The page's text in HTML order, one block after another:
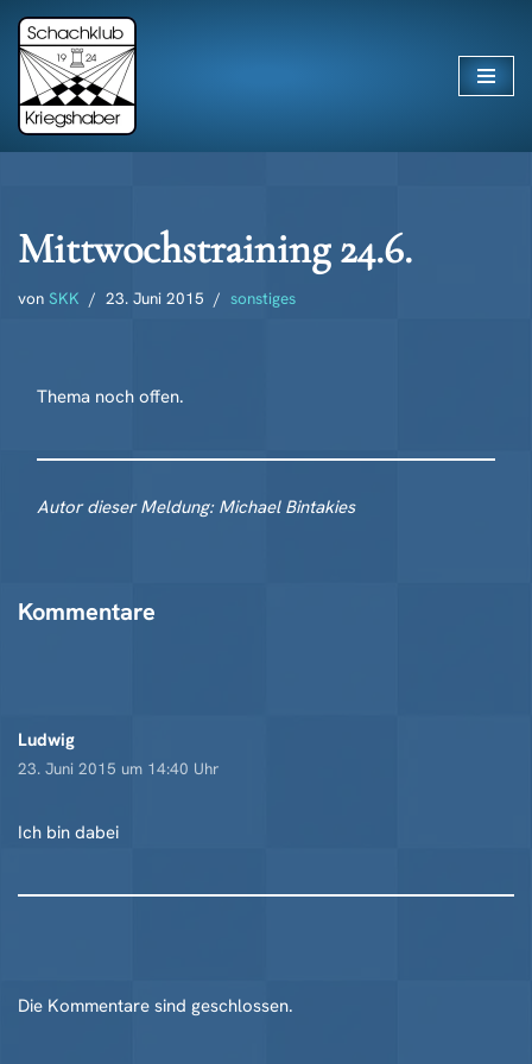
Zum
Inhalt
springen
Mittwochstraining 24.6.
von SKK 23. Juni 2015 sonstiges
Thema noch offen.
Autor dieser Meldung: Michael Bintakies
Kommentare
Ludwig
23. Juni 2015 um 14:40 Uhr
Ich bin dabei
Die Kommentare sind geschlossen.